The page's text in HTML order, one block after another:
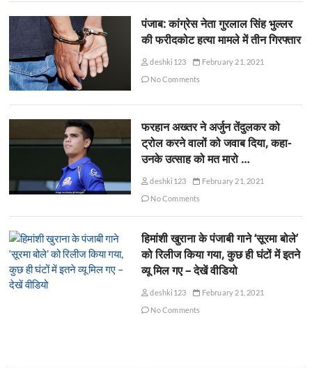
पंजाब: कांग्रेस नेता गुरलाल सिंह भुल्लर
की फरीदकोट हत्या मामले में तीन गिरफ्तार
deshki123
February 21, 2021
No Comments
फरहान अख्तर ने अर्जुन तेंदुलकर को
ट्रोल करने वालों को जवाब दिया, कहा-
उनके उत्साह को मत मारो …
deshki123
February 21, 2021
No Comments
हिमांशी खुराना के पंजाबी गाने ‘सूरमा बोले’
को रिलीज किया गया, कुछ ही घंटों में इतने
व्यू मिल गए – देखें वीडियो
deshki123
February 21, 2021
No Comments